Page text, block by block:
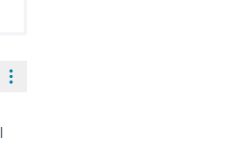
Controls de recursos